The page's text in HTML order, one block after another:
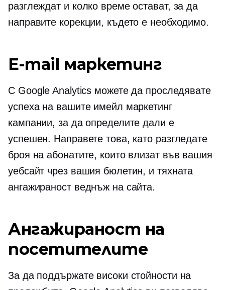
разглеждат и колко време остават, за да
направите корекции, където е необходимо.
E-mail маркетинг
С Google Analytics можете да проследявате
успеха на вашите имейл маркетинг
кампании, за да определите дали е
успешен. Направете това, като разгледате
броя на абонатите, които влизат във вашия
уебсайт чрез вашия бюлетин, и тяхната
ангажираност веднъж на сайта.
Ангажираност на
посетителите
За да поддържате високи стойности на